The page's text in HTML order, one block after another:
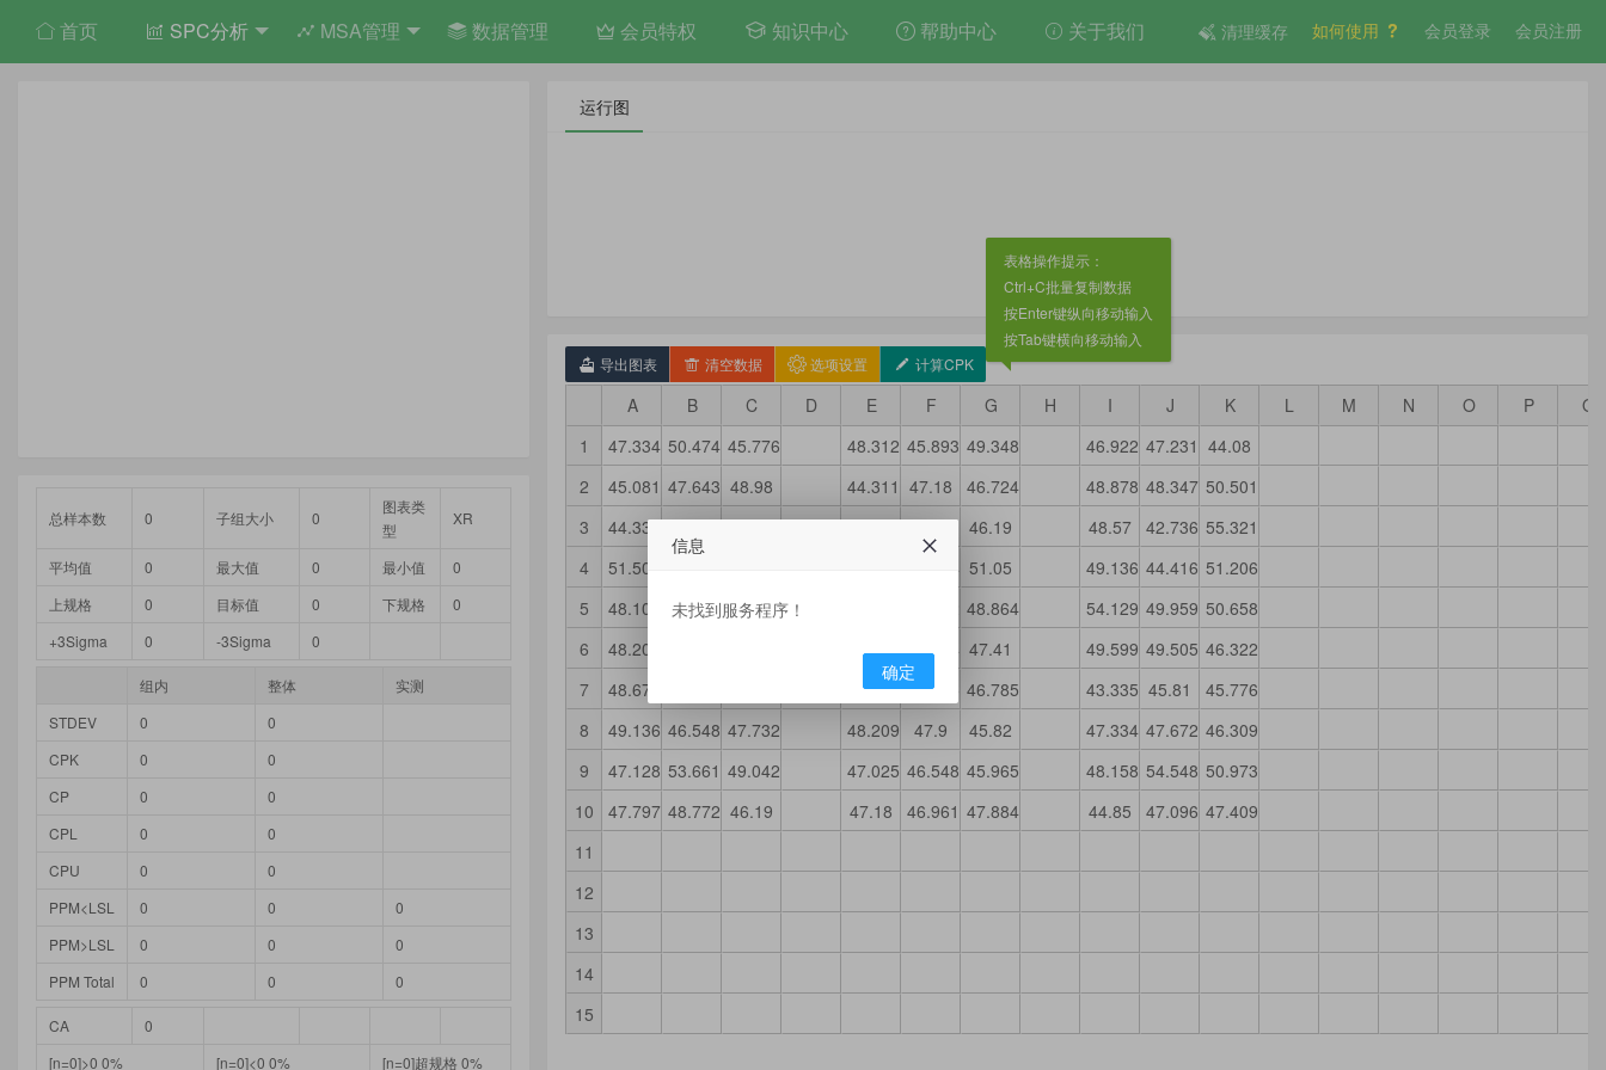
首页 SPC分析 MSA管理 数据管理 会员特权 知识中心 帮助中心 关于我们 会员注册
会员登录
如何使用
清理缓存
总样本数 0 子组大小 0
图表类
型
XR
平均值 0 最大值 0 最小值
0
上规格
0 目标值 0 下规格
0
+3Sigma
0 -3Sigma 0
组内 整体
实测
STDEV
0
0
CPK
0
0
CP
0
0
CPL
0
0
CPU
0
0
PPM<LSL
0 0
0
PPM>LSL
0 0
0
PPM Total
0 0 0
CA
0
[n=0]>0 0%
[n=0]<0 0% [n=0]超规格 0%
运行图
导出图表 清空数据 选项设置 计算CPK
A B C D E F G H I J K L M N O P
Q
1
47.334 50.474 45.776 48.312 45.893 49.348 46.922 47.231 44.08
2
45.081 47.643 48.98 44.311 47.18 46.724 48.878 48.347 50.501
3
44.337 46.768 52.874 49.959 50.291 46.19 48.57 42.736 55.321
4
51.504 43.694 51.05 49.136 44.416 51.206
5
48.106 46.546 53.35 48.864 54.129 49.959 50.658
6
48.209 46.253 45.004 47.41 49.599 49.505 46.322
7
48.672 46.613 43.595 46.785 43.335 45.81
45.776
8
49.136 46.548 47.732 48.209 47.9 45.82 47.334 47.672 46.309
9
47.128 53.661 49.042 47.025 46.548 45.965 48.158 54.548 50.973
10
47.797 48.772 46.19 47.18 46.961 47.884 44.85 47.096 47.409
11
12
13
14
15
表格操作提示：
Ctrl+C批量复制数据
按Enter键纵向移动输入
按Tab键横向移动输入
信息
未找到服务程序！
确定